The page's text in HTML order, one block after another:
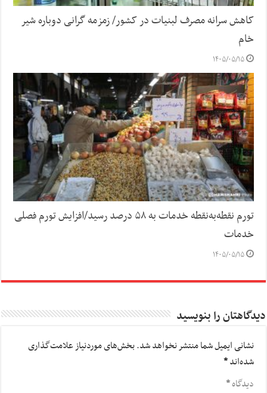
کاهش سرانه مصرف لبنیات در کشور/ زمزمه گرانی دوباره شیر
خام
۱۴۰۵/۰۵/۱۵
تورم نقطه‌به‌نقطه خدمات به ۵۸ درصد رسید/افزایش تورم فصلی
خدمات
۱۴۰۵/۰۵/۱۵
دیدگاهتان را بنویسید
نشانی ایمیل شما منتشر نخواهد شد.بخش‌های موردنیاز علامت‌گذاری
شده‌اند*
دیدگاه*